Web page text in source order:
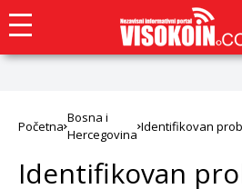
Početna
Bosna i
Hercegovina
Identifikovan
Identifikovan